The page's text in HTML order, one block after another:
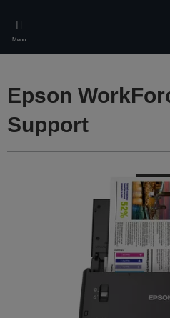
main
content
Menu
Epson
Support